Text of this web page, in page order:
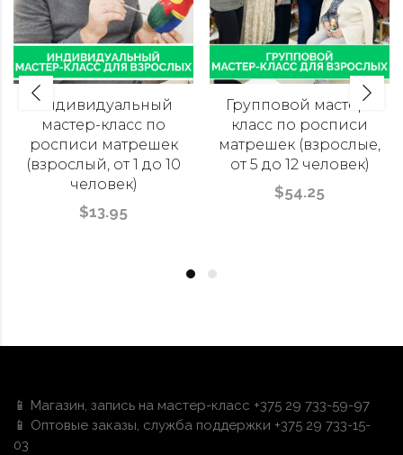
Индивидуальный
мастер-класс по
росписи матрешек
(взрослый, от 1 до 10
человек)
$13.95
Групповой мастер-
класс по росписи
матрешек (взрослые,
от 5 до 12 человек)
$54.25
📱 Магазин, запись на мастер-класс +375 29 733-59-97
📱 Оптовые заказы, служба поддержки +375 29 733-15-
03